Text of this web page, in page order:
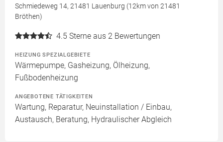
Schmiedeweg 14, 21481 Lauenburg (12km von 21481
Bröthen)
4.5 Sterne aus 2 Bewertungen
HEIZUNG SPEZIALGEBIETE
Wärmepumpe, Gasheizung, Ölheizung,
Fußbodenheizung
ANGEBOTENE TÄTIGKEITEN
Wartung, Reparatur, Neuinstallation / Einbau,
Austausch, Beratung, Hydraulischer Abgleich